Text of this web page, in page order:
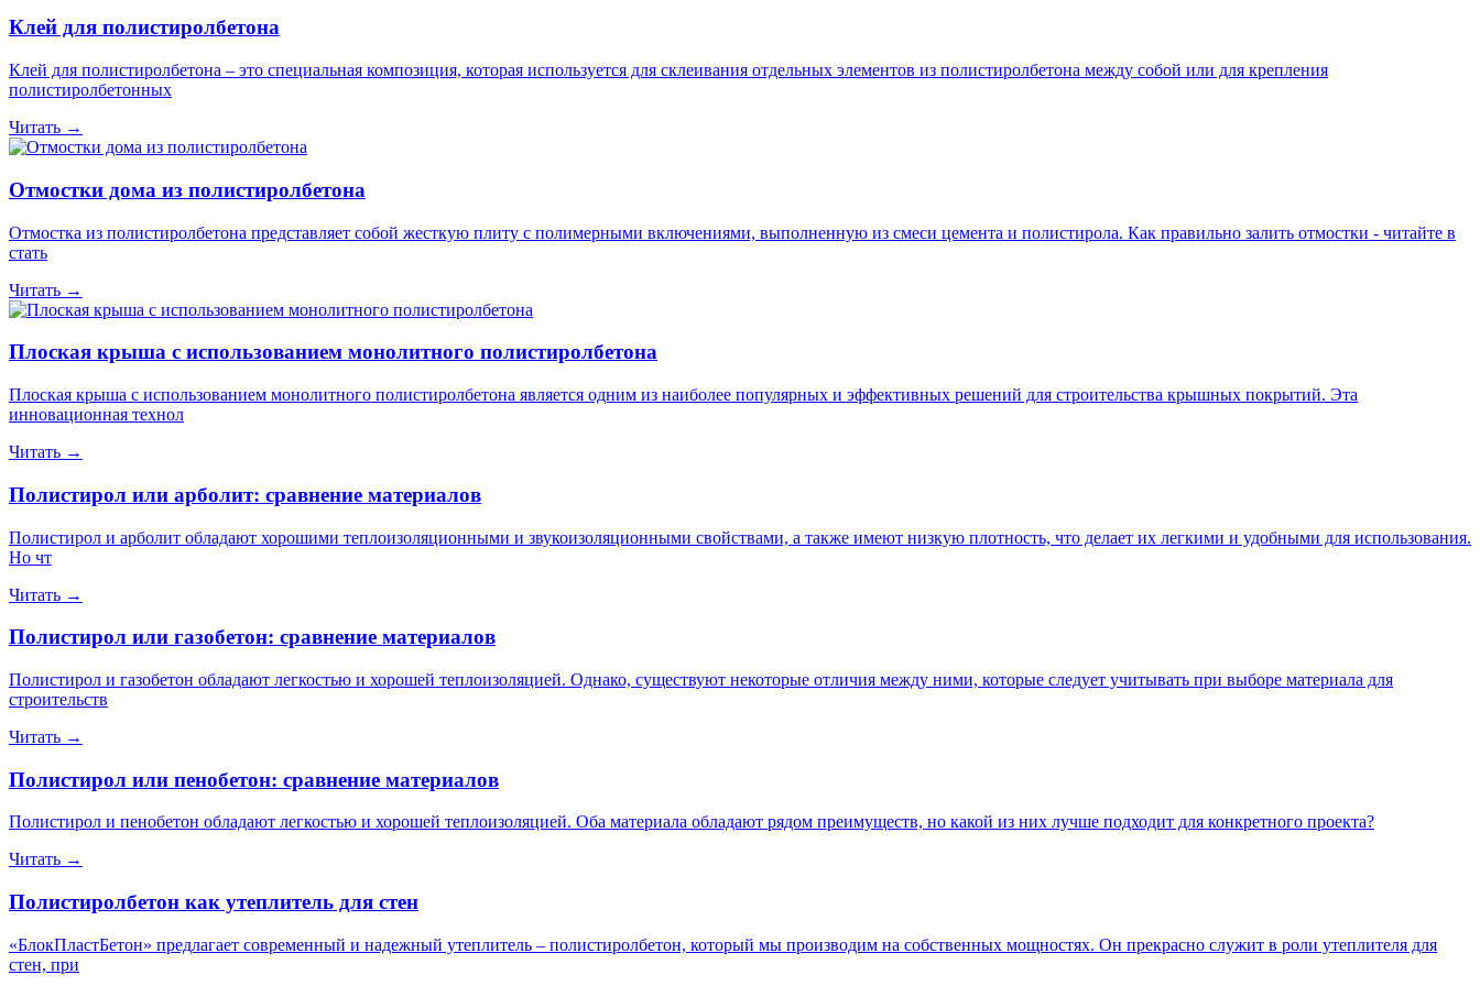
Клей для полистиролбетона
Клей для полистиролбетона – это специальная композиция, которая используется для склеивания отдельных элементов из полистиролбетона между собой или для крепления
полистиролбетонных
Читать →
Отмостки дома из полистиролбетона
Отмостка из полистиролбетона представляет собой жесткую плиту с полимерными включениями, выполненную из смеси цемента и полистирола. Как правильно залить отмостки - читайте в
стать
Читать →
Плоская крыша с использованием монолитного полистиролбетона
Плоская крыша с использованием монолитного полистиролбетона является одним из наиболее популярных и эффективных решений для строительства крышных покрытий. Эта
инновационная технол
Читать →
Полистирол или арболит: сравнение материалов
Полистирол и арболит обладают хорошими теплоизоляционными и звукоизоляционными свойствами, а также имеют низкую плотность, что делает их легкими и удобными для использования.
Но чт
Читать →
Полистирол или газобетон: сравнение материалов
Полистирол и газобетон обладают легкостью и хорошей теплоизоляцией. Однако, существуют некоторые отличия между ними, которые следует учитывать при выборе материала для
строительств
Читать →
Полистирол или пенобетон: сравнение материалов
Полистирол и пенобетон обладают легкостью и хорошей теплоизоляцией. Оба материала обладают рядом преимуществ, но какой из них лучше подходит для конкретного проекта?
Читать →
Полистиролбетон как утеплитель для стен
«БлокПластБетон» предлагает современный и надежный утеплитель – полистиролбетон, который мы производим на собственных мощностях. Он прекрасно служит в роли утеплителя для
стен, при